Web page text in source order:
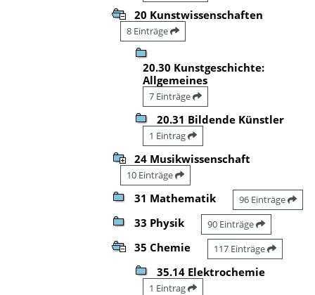
20 Kunstwissenschaften
8 Einträge
20.30 Kunstgeschichte:
Allgemeines
7 Einträge
20.31 Bildende Künstler
1 Eintrag
24 Musikwissenschaft
10 Einträge
31 Mathematik 96 Einträge
33 Physik 90 Einträge
35 Chemie 117 Einträge
35.14 Elektrochemie
1 Eintrag